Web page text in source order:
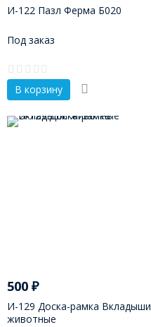
И-122 Пазл Ферма Б020
Под заказ
В корзину
500 ₽
И-129 Доска-рамка Вкладыши
животные